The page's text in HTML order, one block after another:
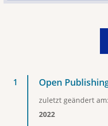
Open
zuletzt geändert am:
2022